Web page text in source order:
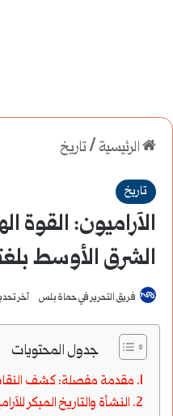
الرئيسية /تاريخ
تاريخ
الآراميون: القوة
الشرق الأوسط
فريق التحرير في حماة بلس آخر تحديث:
جدول المحتويات
مقدمة مفصلة: كشف
النشأة والتاريخ المبكر